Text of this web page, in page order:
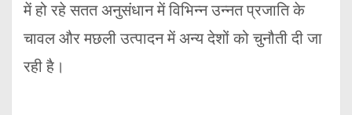
में हो रहे सतत अनुसंधान में विभिन्न उन्नत प्रजाति के
चावल और मछली उत्पादन में अन्य देशों को चुनौती दी जा
रही है।